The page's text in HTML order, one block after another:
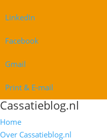
LinkedIn
Facebook
Gmail
Print & E-mail
Cassatieblog.nl
Home
Over Cassatieblog.nl